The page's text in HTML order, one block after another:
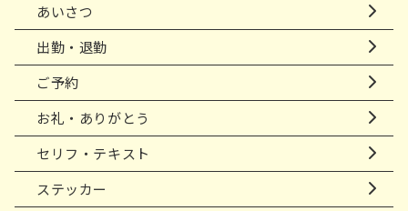
あいさつ
出勤・退勤
ご予約
お礼・ありがとう
セリフ・テキスト
ステッカー